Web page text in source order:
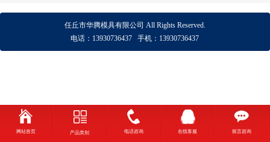
任丘市华腾模具有限公司 All Rights Reserved.
电话： 13930736437 手机： 13930736437
网站首页 产品类别 电话咨询 在线客服 留言咨询